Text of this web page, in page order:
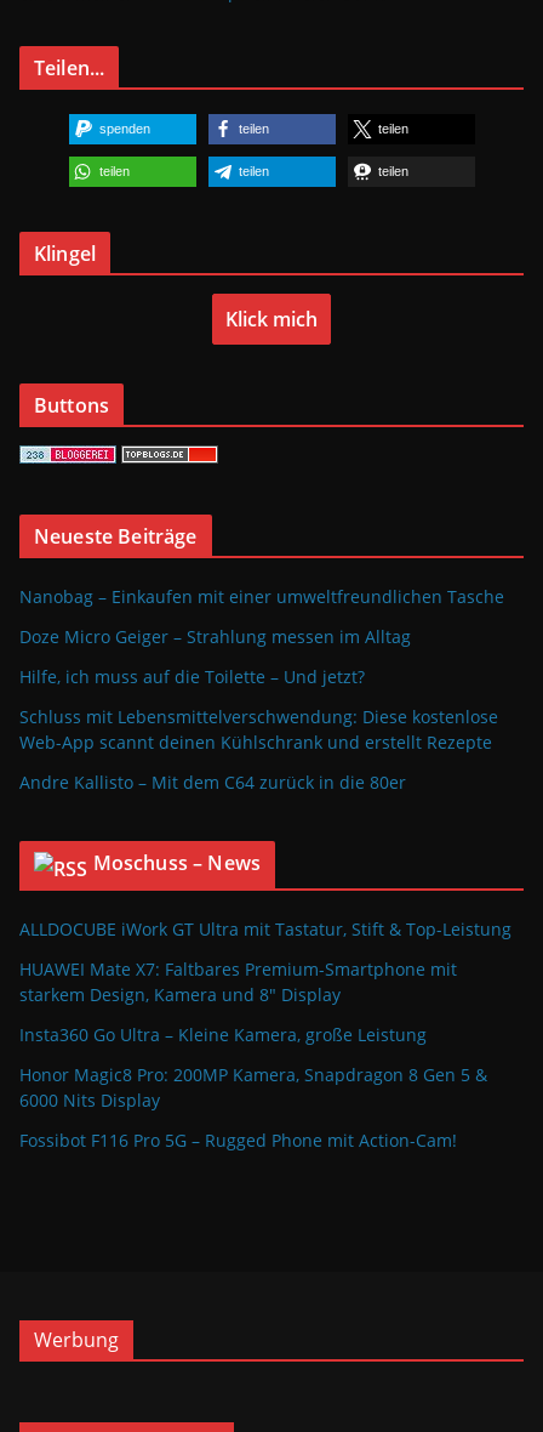
Teilen...
spenden teilen teilen
teilen teilen teilen
Klingel
Klick mich
Buttons
Neueste Beiträge
Nanobag – Einkaufen mit einer umweltfreundlichen Tasche
Doze Micro Geiger – Strahlung messen im Alltag
Hilfe, ich muss auf die Toilette – Und jetzt?
Schluss mit Lebensmittelverschwendung: Diese kostenlose
Web-App scannt deinen Kühlschrank und erstellt Rezepte
Andre Kallisto – Mit dem C64 zurück in die 80er
Moschuss – News
ALLDOCUBE iWork GT Ultra mit Tastatur, Stift & Top-Leistung
HUAWEI Mate X7: Faltbares Premium-Smartphone mit
starkem Design, Kamera und 8″ Display
Insta360 Go Ultra – Kleine Kamera, große Leistung
Honor Magic8 Pro: 200MP Kamera, Snapdragon 8 Gen 5 &
6000 Nits Display
Fossibot F116 Pro 5G – Rugged Phone mit Action-Cam!
Werbung